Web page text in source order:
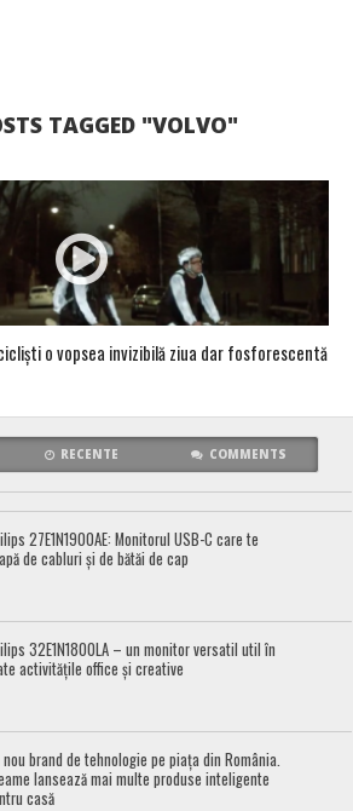
TAGGED "VOLVO"
o vopsea invizibilă ziua dar fosforescentă
RECENTE COMMENTS
27E1N1900AE: Monitorul USB-C care te
de cabluri și de bătăi de cap
32E1N1800LA – un monitor versatil util în
activitățile office și creative
nou brand de tehnologie pe piața din România.
lansează mai multe produse inteligente
casă